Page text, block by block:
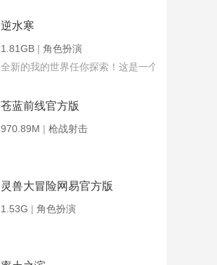
逆水寒
1.81GB | 角色扮演
全新的我的世界任你探索！这是一个小提示字段。
苍蓝前线官方版
970.89M | 枪战射击
灵兽大冒险网易官方版
1.53G | 角色扮演